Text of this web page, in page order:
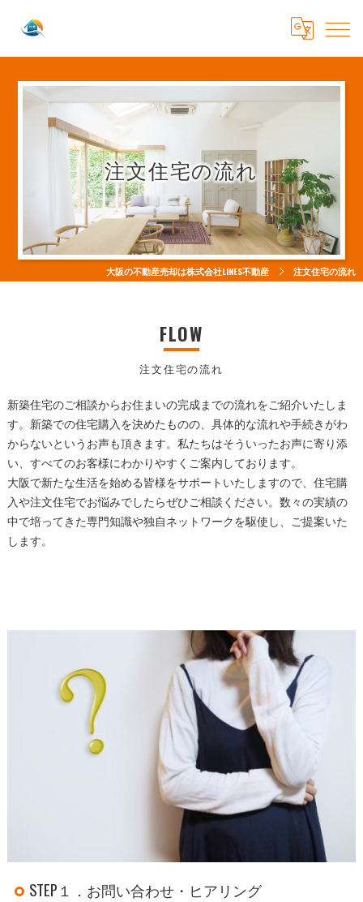
注文住宅の流れ
大阪の不動産売却は株式会社LINES不動産 注文住宅の流れ
注文住宅の流れ
FLOW
新築住宅のご相談からお住まいの完成までの流れをご紹介いたしま
す。新築での住宅購入を決めたものの、具体的な流れや手続きがわ
からないというお声も頂きます。私たちはそういったお声に寄り添
い、すべてのお客様にわかりやすくご案内しております。
大阪で新たな生活を始める皆様をサポートいたしますので、住宅購
入や注文住宅でお悩みでしたらぜひご相談ください。数々の実績の
中で培ってきた専門知識や独自ネットワークを駆使し、ご提案いた
します。
STEP１．お問い合わせ・ヒアリング